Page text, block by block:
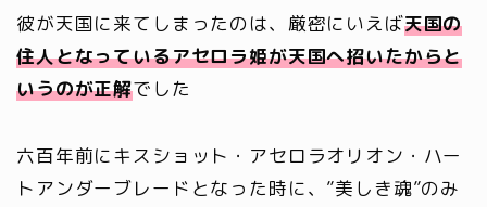
彼が天国に来てしまったのは、厳密にいえば天国の
住人となっているアセロラ姫が天国へ招いたからと
いうのが正解でした
六百年前にキスショット・アセロラオリオン・ハー
トアンダーブレードとなった時に、”美しき魂”のみ